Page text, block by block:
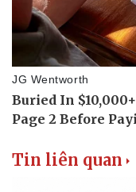
Tin liên quan